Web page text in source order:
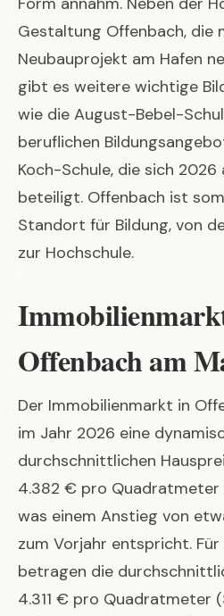
Gestaltung Offenbach, die
Neubauprojekt am Hafen
gibt es weitere wichtige
wie die August-Bebel-
beruflichen
Koch-Schule, die sich 2026
beteiligt. Offenbach ist
Standort für Bildung, von
zur Hochschule.
Offenbach am
Der Immobilienmarkt in
im Jahr 2026 eine
durchschnittlichen
4.382 € pro Quadratmeter
was einem Anstieg von
zum Vorjahr entspricht. Für
betragen die
4.311 € pro Quadratmeter